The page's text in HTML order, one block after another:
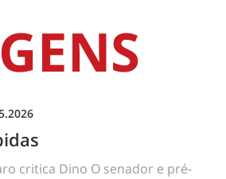
critica Dino O senador e pré-